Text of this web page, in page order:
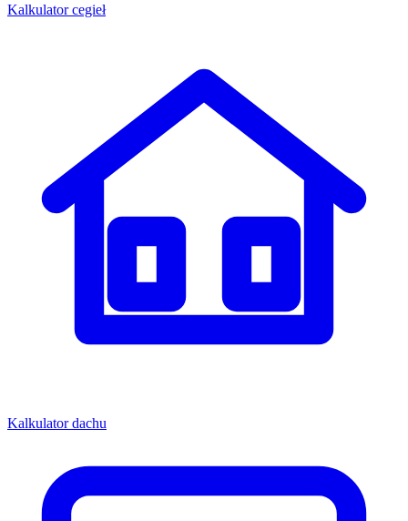
Kalkulator cegieł
Kalkulator dachu